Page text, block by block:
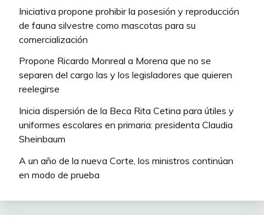
Iniciativa propone prohibir la posesión y reproducción
de fauna silvestre como mascotas para su
comercialización
Propone Ricardo Monreal a Morena que no se
separen del cargo las y los legisladores que quieren
reelegirse
Inicia dispersión de la Beca Rita Cetina para útiles y
uniformes escolares en primaria: presidenta Claudia
Sheinbaum
A un año de la nueva Corte, los ministros continúan
en modo de prueba